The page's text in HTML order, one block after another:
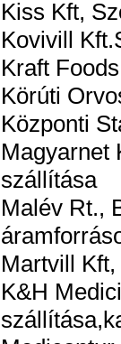
Kiss Kft,
Kovivill
Kraft
Körúti
Központi
Magyarnet
szállítása
Malév Rt.,
Martvill
K&H